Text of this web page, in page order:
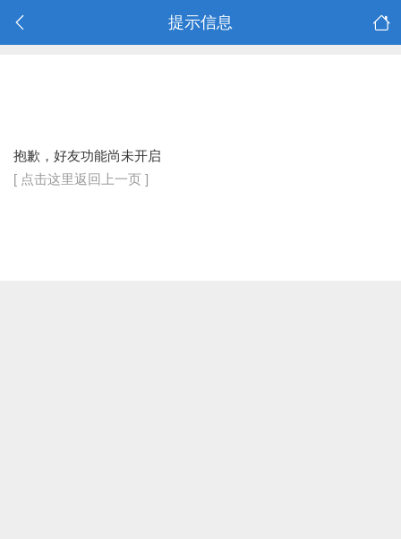
提示信息
抱歉，好友功能尚未开启
[ 点击这里返回上一页 ]